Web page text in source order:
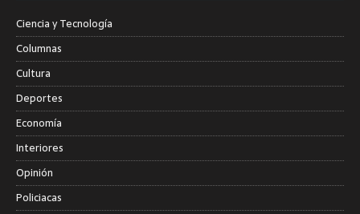
Ciencia y Tecnología
Columnas
Cultura
Deportes
Economía
Interiores
Opinión
Policiacas